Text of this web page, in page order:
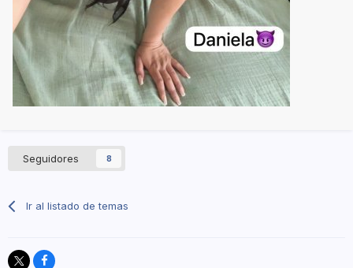
Seguidores 8
Ir al listado de temas